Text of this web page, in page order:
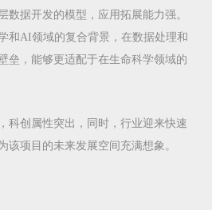
数据开发的模型，应用拓展能力强。
和AI领域的复合背景，在数据处理和
垒，能够更适配于在生命科学领域的
科创属性突出，同时，行业迎来快速
该项目的未来发展空间充满想象。